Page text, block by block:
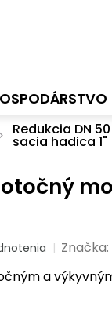
Redukcia DN
sacia hadica 1"
a
otočný
Značka: